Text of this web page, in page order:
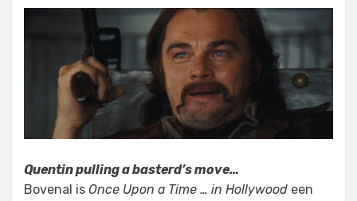
Quentin pulling a basterd’s move…
Bovenal is Once Upon a Time … in Hollywood een